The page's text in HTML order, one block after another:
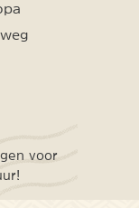
voor